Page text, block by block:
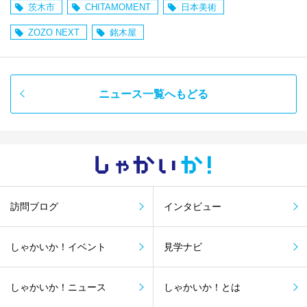
茨木市 CHITAMOMENT 日本美術
ZOZO NEXT 銘木屋
ニュース一覧へもどる
しゃかい か！
訪問ブログ インタビュー
しゃかいか！イベント 見学ナビ
しゃかいか！ニュース しゃかいか！とは